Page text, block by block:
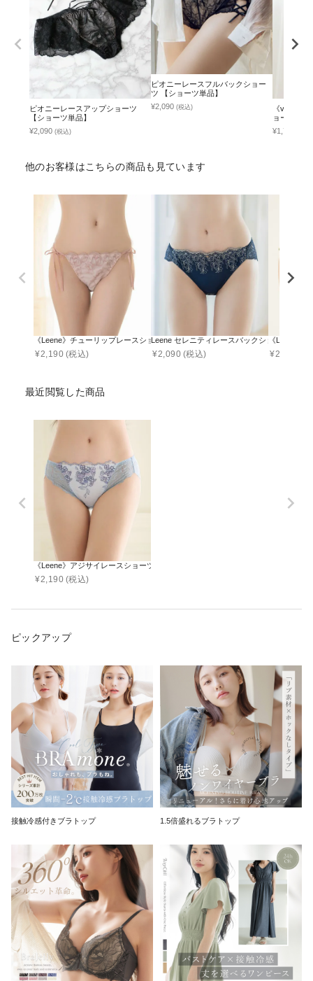
ピオニーレースアップショーツ
【ショーツ単品】
¥2,090 (税込)
ピオニーレースフルバックショー
ツ 【ショーツ単品】
¥2,090 (税込)
《vivante
ョーツ単品
¥1,790
他のお客様はこちらの商品も見ています
《Leene》チューリップレースショーツ【ショーツ単品】
¥2,190 (税込)
Leene セレニティレースバックショーツ【シ
¥2,090 (税込)
《Leene》
¥2,090
最近閲覧した商品
《Leene》アジサイレースショーツ【ショーツ単品】
¥2,190 (税込)
ピックアップ
接触冷感付きブラトップ 1.5倍盛れるブラトップ